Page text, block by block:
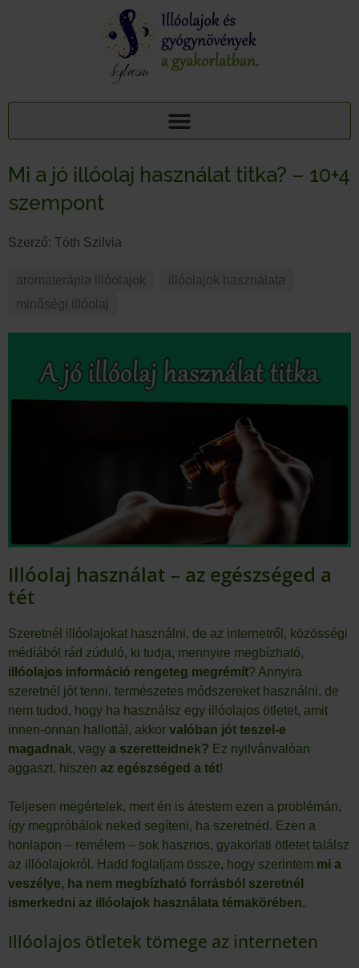
Mi a jó illóolaj használat titka? – 10+4
szempont
Szerző: Tóth Szilvia
aromaterápia illóolajok illóolajok használata
minőségi illóolaj
Illóolaj használat – az egészséged a
tét
Szeretnél illóolajokat használni, de az internetről, közösségi
médiából rád zúduló, ki tudja, mennyire megbízható,
illóolajos információ rengeteg megrémít? Annyira
szeretnél jót tenni, természetes módszereket használni, de
nem tudod, hogy ha használsz egy illóolajos ötletet, amit
innen-onnan hallottál, akkor valóban jót teszel-e
magadnak, vagy a szeretteidnek? Ez nyilvánvalóan
aggaszt, hiszen az egészséged a tét!
Teljesen megértelek, mert én is átestem ezen a problémán,
így megpróbálok neked segíteni, ha szeretnéd. Ezen a
honlapon – remélem – sok hasznos, gyakorlati ötletet találsz
az illóolajokról. Hadd foglaljam össze, hogy szerintem mi a
veszélye, ha nem megbízható forrásból szeretnél
ismerkedni az illóolajok használata témakörében.
Illóolajos ötletek tömege az interneten